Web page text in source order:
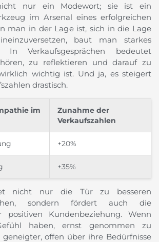
nur ein Modewort; sie ist ein
im Arsenal eines erfolgreichen
man in der Lage ist, sich in die Lage
baut man starkes
In Verkaufsgesprächen bedeutet
zu reflektieren und darauf zu
wichtig ist. Und ja, es steigert
drastisch.
im
Zunahme der
Verkaufszahlen
+20%
+35%
nicht nur die Tür zu besseren
sondern fördert auch die
positiven Kundenbeziehung. Wenn
haben, ernst genommen zu
geneigter, offen über ihre Bedürfnisse